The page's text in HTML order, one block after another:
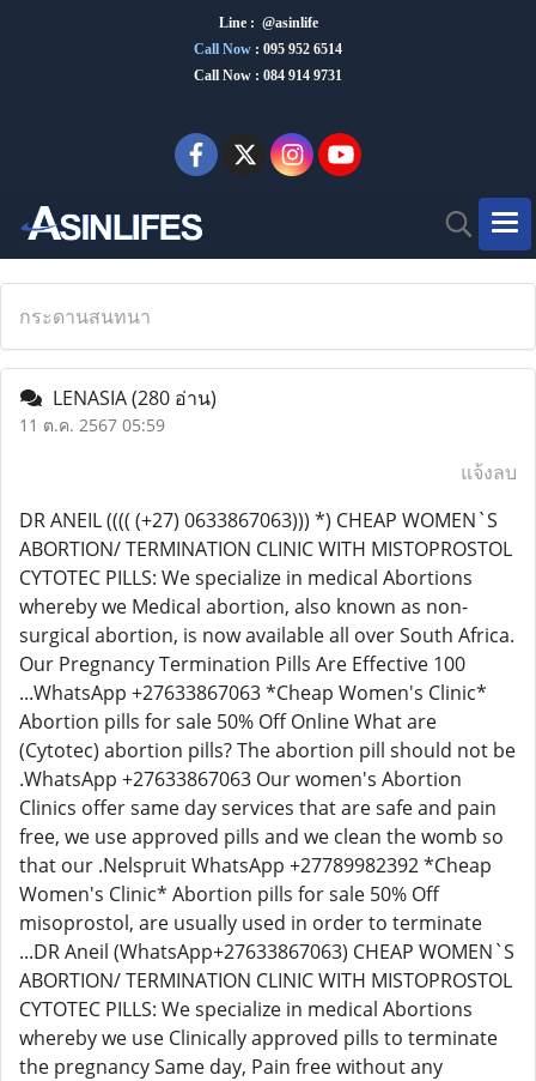
Line : @asinlife
Call Now : 095 952 6514
Call Now : 084 914 9731
กระดานสนทนา
LENASIA(280 อ่าน)
11 ต.ค. 2567 05:59
แจ้งลบ
DR ANEIL (((( (+27) 0633867063))) *) CHEAP WOMEN`S
ABORTION/ TERMINATION CLINIC WITH MISTOPROSTOL
CYTOTEC PILLS: We specialize in medical Abortions
whereby we Medical abortion, also known as non-
surgical abortion, is now available all over South Africa.
Our Pregnancy Termination Pills Are Effective 100
...WhatsApp +27633867063 *Cheap Women's Clinic*
Abortion pills for sale 50% Off Online What are
(Cytotec) abortion pills? The abortion pill should not be
.WhatsApp +27633867063 Our women's Abortion
Clinics offer same day services that are safe and pain
free, we use approved pills and we clean the womb so
that our .Nelspruit WhatsApp +27789982392 *Cheap
Women's Clinic* Abortion pills for sale 50% Off
misoprostol, are usually used in order to terminate
...DR Aneil (WhatsApp+27633867063) CHEAP WOMEN`S
ABORTION/ TERMINATION CLINIC WITH MISTOPROSTOL
CYTOTEC PILLS: We specialize in medical Abortions
whereby we use Clinically approved pills to terminate
the pregnancy Same day, Pain free without any